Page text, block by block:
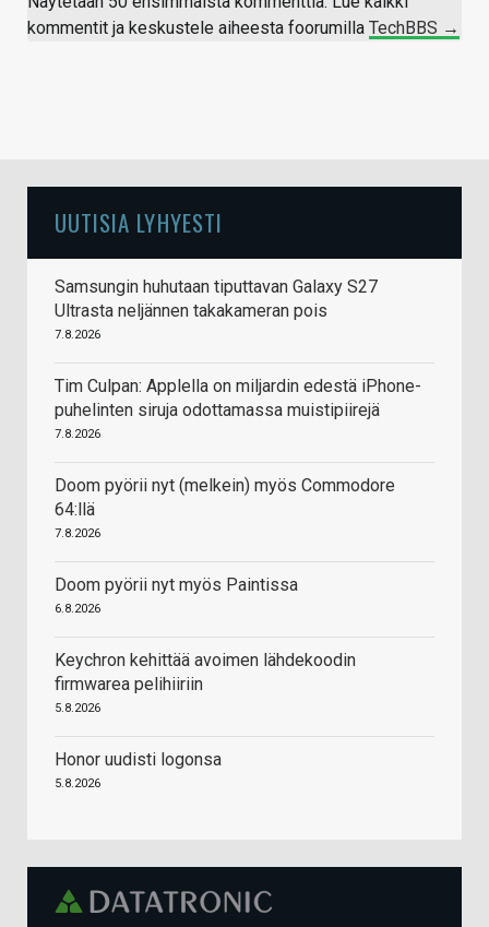
kommentit ja keskustele aiheesta foorumilla TechBBS →
UUTISIA LYHYESTI
Samsungin huhutaan tiputtavan Galaxy S27
Ultrasta neljännen takakameran pois
7.8.2026
Tim Culpan: Applella on miljardin edestä iPhone-
puhelinten siruja odottamassa muistipiirejä
7.8.2026
Doom pyörii nyt (melkein) myös Commodore
64:llä
7.8.2026
Doom pyörii nyt myös Paintissa
6.8.2026
Keychron kehittää avoimen lähdekoodin
firmwarea pelihiiriin
5.8.2026
Honor uudisti logonsa
5.8.2026